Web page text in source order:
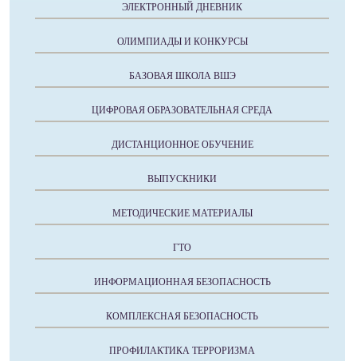
ЭЛЕКТРОННЫЙ ДНЕВНИК
ОЛИМПИАДЫ И КОНКУРСЫ
БАЗОВАЯ ШКОЛА ВШЭ
ЦИФРОВАЯ ОБРАЗОВАТЕЛЬНАЯ СРЕДА
ДИСТАНЦИОННОЕ ОБУЧЕНИЕ
ВЫПУСКНИКИ
МЕТОДИЧЕСКИЕ МАТЕРИАЛЫ
ГТО
ИНФОРМАЦИОННАЯ БЕЗОПАСНОСТЬ
КОМПЛЕКСНАЯ БЕЗОПАСНОСТЬ
ПРОФИЛАКТИКА ТЕРРОРИЗМА